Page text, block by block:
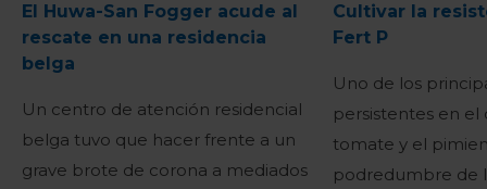
El Huwa-San Fogger acude al
rescate en una residencia
belga
Un centro de atención residencial
belga tuvo que hacer frente a un
grave brote de corona a mediados
Cultivar la
Fert P
Uno de los
persistentes en el
tomate y el
podredumbre de